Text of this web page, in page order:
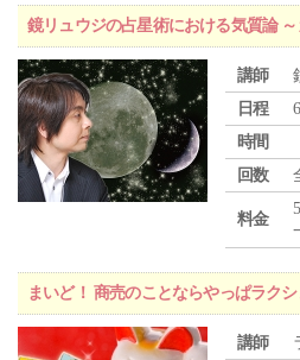
鏡リュウジの占星術における気質論
講師
日程
時間
回数
料金
まいど！ 商売のことならやっぱラク
講師